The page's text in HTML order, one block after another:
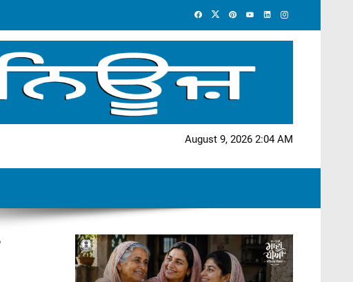
August 9, 2026 2:04 AM